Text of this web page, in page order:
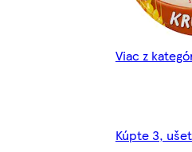
Viac z
Kúpte 3,